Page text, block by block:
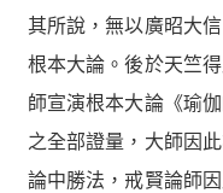
其所說，無以廣昭大
根本大論。後於天竺
師宣演根本大論《瑜
之全部證量，大師因
論中勝法，戒賢論師